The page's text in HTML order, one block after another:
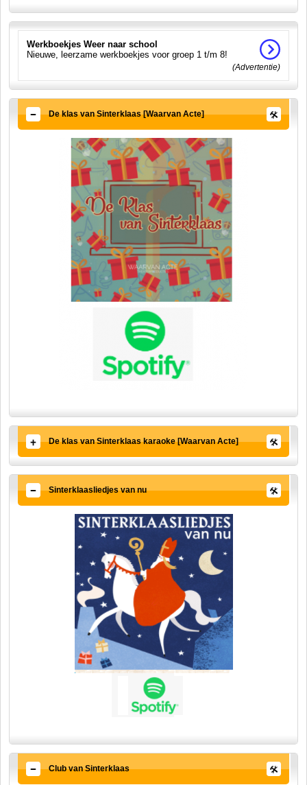
Werkboekjes Weer naar school
Nieuwe, leerzame werkboekjes voor groep 1 t/m 8!
(Advertentie)
De klas van Sinterklaas [Waarvan Acte]
De klas van Sinterklaas karaoke [Waarvan Acte]
Sinterklaasliedjes van nu
Club van Sinterklaas